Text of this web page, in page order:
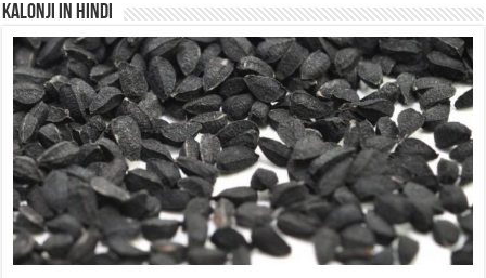
Kalonji In Hindi